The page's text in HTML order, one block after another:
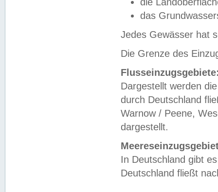
das
Jedes Gewässer hat
Die Grenze des
Dargestellt werden
durch Deutschland
Warnow / Peene,
dargestellt.
In Deutschland gibt
Deutschland fließt